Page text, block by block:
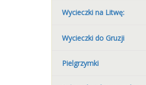
Wycieczki na Litwę:
Wycieczki do Gruzji
Pielgrzymki